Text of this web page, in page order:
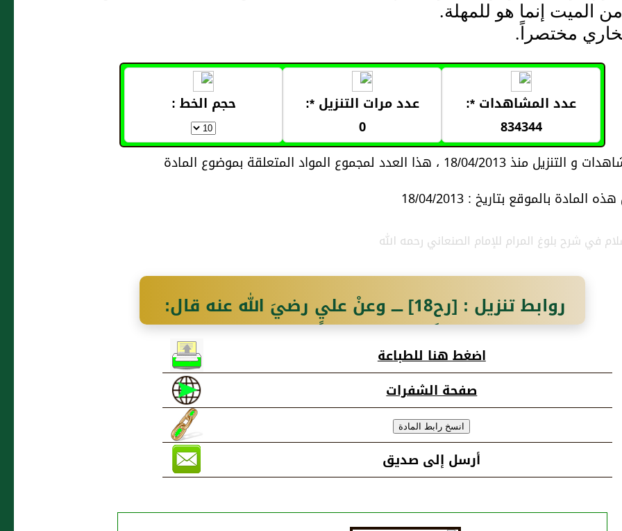
من الميت إنما هو للمهلة.
مختصراً.
عدد المشاهدات *:
834344
عدد مرات التنزيل *:
0
حجم الخط :
2013 ، هذا العدد لمجموع المواد المتعلقة بموضوع المادة
بالموقع بتاريخ : 18/04/2013
في شرح بلوغ المرام للإمام الصنعاني رحمه الله
روابط تنزيل : [رح18] ــــ وعنْ عليٍ رضيَ الله عنه قال:
سمعْتُ رسول اللَّهِ صَلّى الله عَلَيْهِ وَسَلّم يقُولُ: "ولا
تَغَالَوْا في الكفن فإِنّهُ يُسْلبُ سلباً سريعاً" رواهُ أبو
داودَ.
اضغط هنا للطباعة
صفحة الشفرات
أرسل إلى صديق